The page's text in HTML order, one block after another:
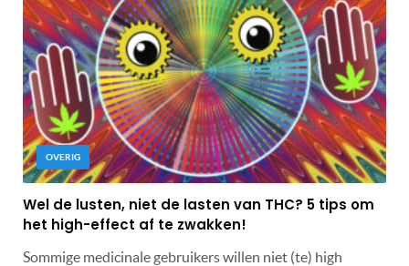
OVERIG
Wel de lusten, niet de lasten van THC? 5 tips om
het high-effect af te zwakken!
Sommige medicinale gebruikers willen niet (te) high